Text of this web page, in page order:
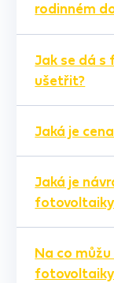
rodinném
Jak se dá s
ušetřit?
Jaká je
Jaká je
Na co